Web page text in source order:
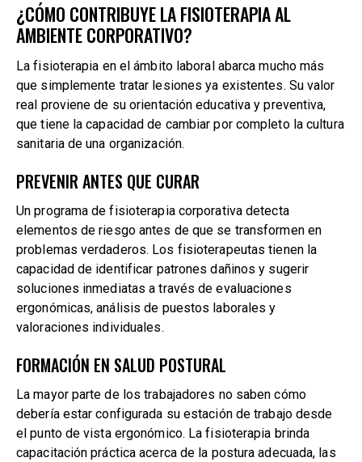
¿CÓMO CONTRIBUYE LA FISIOTERAPIA AL
AMBIENTE CORPORATIVO?
La fisioterapia en el ámbito laboral abarca mucho más
que simplemente tratar lesiones ya existentes. Su valor
real proviene de su orientación educativa y preventiva,
que tiene la capacidad de cambiar por completo la cultura
sanitaria de una organización.
PREVENIR ANTES QUE CURAR
Un programa de fisioterapia corporativa detecta
elementos de riesgo antes de que se transformen en
problemas verdaderos. Los fisioterapeutas tienen la
capacidad de identificar patrones dañinos y sugerir
soluciones inmediatas a través de evaluaciones
ergonómicas, análisis de puestos laborales y
valoraciones individuales.
FORMACIÓN EN SALUD POSTURAL
La mayor parte de los trabajadores no saben cómo
debería estar configurada su estación de trabajo desde
el punto de vista ergonómico. La fisioterapia brinda
capacitación práctica acerca de la postura adecuada, las